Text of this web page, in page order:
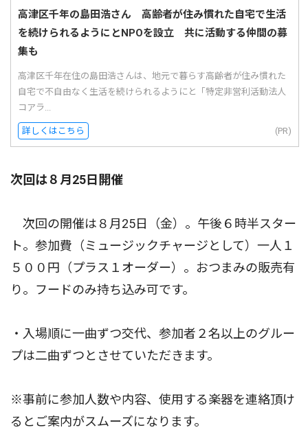
高津区千年の島田浩さん 高齢者が住み慣れた自宅で生活
を続けられるようにとNPOを設立 共に活動する仲間の募
集も
高津区千年在住の島田浩さんは、地元で暮らす高齢者が住み慣れた
自宅で不自由なく生活を続けられるようにと「特定非営利活動法人
コアラ...
詳しくはこちら (PR)
次回は８月25日開催
次回の開催は８月25日（金）。午後６時半スター
ト。参加費（ミュージックチャージとして）一人１
５００円（プラス１オーダー）。おつまみの販売有
り。フードのみ持ち込み可です。
・入場順に一曲ずつ交代、参加者２名以上のグルー
プは二曲ずつとさせていただきます。
※事前に参加人数や内容、使用する楽器を連絡頂け
るとご案内がスムーズになります。